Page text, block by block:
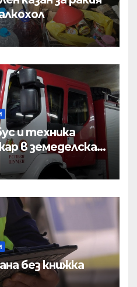
и техника
в земеделска
без книжка